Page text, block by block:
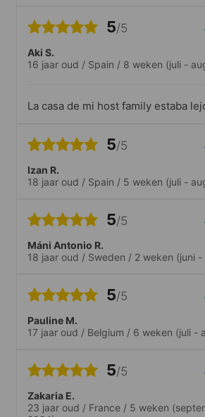
corsi e le esperienze organizzate
molto divertenti e interessanti. Mi
aiutata a vedere la cultura
5/5
Aki S.
16 jaar oud / Spain / 8 weken (juli -
La casa de mi host family estaba
5/5
Izan R.
18 jaar oud / Spain / 5 weken (juli -
5/5
Máni Antonio R.
18 jaar oud / Sweden / 2 weken (juni -
5/5
Pauline M.
17 jaar oud / Belgium / 6 weken (juli -
5/5
Zakaria E.
23 jaar oud / France / 5 weken